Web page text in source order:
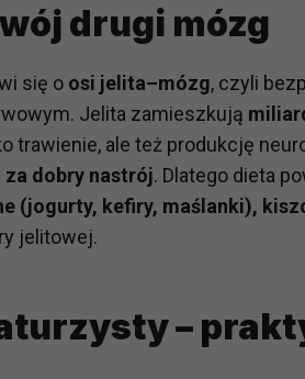
drugi mózg
się o osi jelita–mózg, czyli
Jelita zamieszkują
trawienie, ale też produkcję
dobry nastrój. Dlatego dieta
(jogurty, kefiry, maślanki),
jelitowej.
–